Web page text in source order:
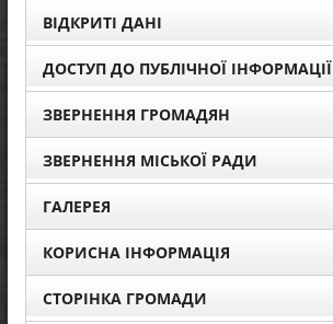
ВІДКРИТІ ДАНІ
ДОСТУП ДО ПУБЛІЧНОЇ ІНФОРМАЦІЇ
ЗВЕРНЕННЯ ГРОМАДЯН
ЗВЕРНЕННЯ МІСЬКОЇ РАДИ
ГАЛЕРЕЯ
КОРИСНА ІНФОРМАЦІЯ
СТОРІНКА ГРОМАДИ